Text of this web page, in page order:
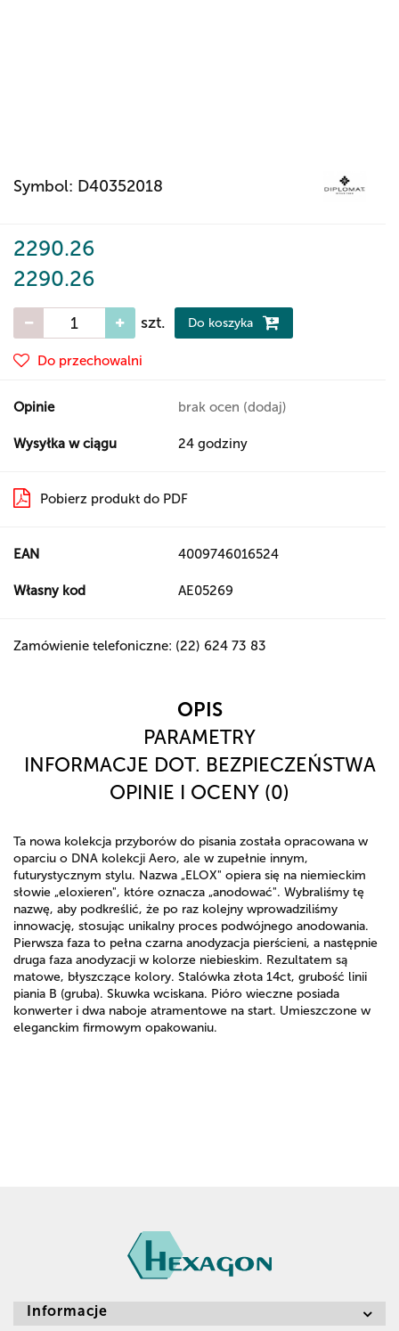
Symbol: D40352018
2290.26
2290.26
szt. Do koszyka
Do przechowalni
Opinie brak ocen (dodaj)
Wysyłka w ciągu 24 godziny
Pobierz produkt do PDF
EAN 4009746016524
Własny kod AE05269
Zamówienie telefoniczne: (22) 624 73 83
OPIS
PARAMETRY
INFORMACJE DOT. BEZPIECZEŃSTWA
OPINIE I OCENY (0)
Ta nowa kolekcja przyborów do pisania została opracowana w
oparciu o DNA kolekcji Aero, ale w zupełnie innym,
futurystycznym stylu. Nazwa „ELOX" opiera się na niemieckim
słowie „eloxieren", które oznacza „anodować". Wybraliśmy tę
nazwę, aby podkreślić, że po raz kolejny wprowadziliśmy
innowację, stosując unikalny proces podwójnego anodowania.
Pierwsza faza to pełna czarna anodyzacja pierścieni, a następnie
druga faza anodyzacji w kolorze niebieskim. Rezultatem są
matowe, błyszczące kolory. Stalówka złota 14ct, grubość linii
piania B (gruba). Skuwka wciskana. Pióro wieczne posiada
konwerter i dwa naboje atramentowe na start. Umieszczone w
eleganckim firmowym opakowaniu.
Informacje